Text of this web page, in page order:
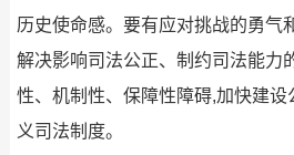
历史使命感。要有应对挑战的勇气
解决影响司法公正、制约司法能力
性、机制性、保障性障碍,加快建
义司法制度。